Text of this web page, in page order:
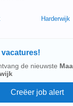
Harderwijk
vacatures!
de nieuwste